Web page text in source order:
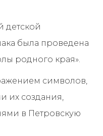
детской
была проведена
родного края».
символов,
их создания,
в Петровскую